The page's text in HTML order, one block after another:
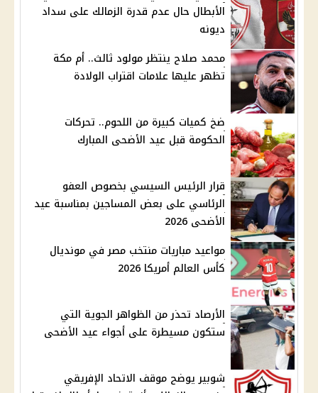
الأبطال حال عدم قدرة الزمالك على سداد
ديونه
محمد صلاح ينتظر مولود ثالث.. أم مكة
تظهر عليها علامات اقتراب الولادة
ضخ كميات كبيرة من اللحوم.. تحركات
الحكومة قبل عيد الأضحى المبارك
قرار الرئيس السيسي بخصوص العفو
الرئاسي على بعض المساجين بمناسبة عيد
الأضحى 2026
مواعيد مباريات منتخب مصر في مونديال
كأس العالم أمريكا 2026
الأرصاد تحذر من الظواهر الجوية التي
ستكون مسيطرة على أجواء عيد الأضحى
شوبير يوضح موقف الاتحاد الإفريقي